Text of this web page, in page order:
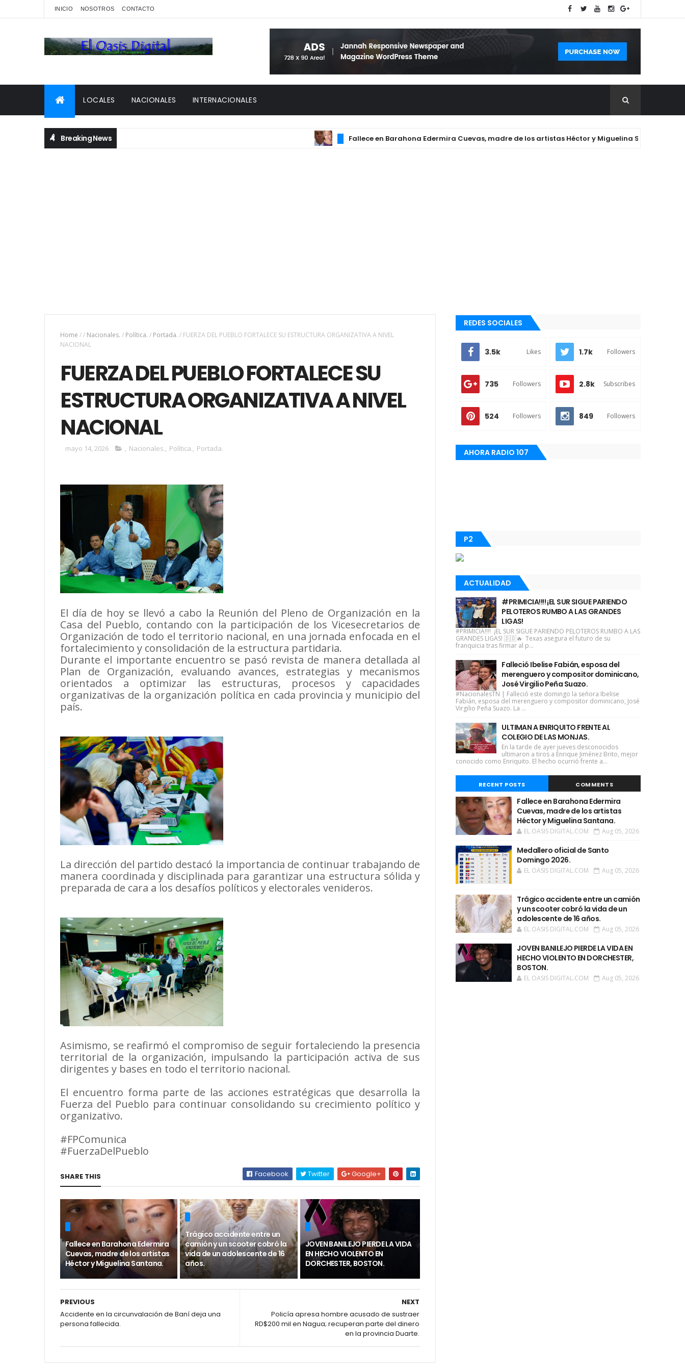
INICIO NOSOTROS CONTACTO
LOCALES NACIONALES INTERNACIONALES
Breaking News Fallece en Barahona Edermira Cuevas, madre de los artistas Héctor y Miguelina Santana.
Home // Nacionales. / Política. / Portada. / FUERZA DEL PUEBLO FORTALECE SU ESTRUCTURA ORGANIZATIVA A NIVEL
NACIONAL
FUERZA DEL PUEBLO FORTALECE SU
ESTRUCTURA ORGANIZATIVA A NIVEL
NACIONAL
mayo 14, 2026 , Nacionales., Política., Portada.
El día de hoy se llevó a cabo la Reunión del Pleno de Organización en la
Casa del Pueblo, contando con la participación de los Vicesecretarios de
Organización de todo el territorio nacional, en una jornada enfocada en el
fortalecimiento y consolidación de la estructura partidaria.
Durante el importante encuentro se pasó revista de manera detallada al
Plan de Organización, evaluando avances, estrategias y mecanismos
orientados a optimizar las estructuras, procesos y capacidades
organizativas de la organización política en cada provincia y municipio del
país.
La dirección del partido destacó la importancia de continuar trabajando de
manera coordinada y disciplinada para garantizar una estructura sólida y
preparada de cara a los desafíos políticos y electorales venideros.
Asimismo, se reafirmó el compromiso de seguir fortaleciendo la presencia
territorial de la organización, impulsando la participación activa de sus
dirigentes y bases en todo el territorio nacional.
El encuentro forma parte de las acciones estratégicas que desarrolla la
Fuerza del Pueblo para continuar consolidando su crecimiento político y
organizativo.
#FPComunica
#FuerzaDelPueblo
SHARE THIS Facebook Twitter Google+
Fallece en Barahona Edermira
Cuevas, madre de los artistas
Héctor y Miguelina Santana.
Trágico accidente entre un
camión y un scooter cobró la
vida de un adolescente de 16
años.
JOVEN BANILEJO PIERDE LA VIDA
EN HECHO VIOLENTO EN
DORCHESTER, BOSTON.
NEXT
Policía apresa hombre acusado de sustraer
RD$200 mil en Nagua; recuperan parte del dinero
en la provincia Duarte.
PREVIOUS
Accidente en la circunvalación de Baní deja una
persona fallecida.
REDES SOCIALES
3.5k Likes 1.7k Followers
735 Followers 2.8k Subscribes
524 Followers 849 Followers
AHORA RADIO 107
P2
ACTUALIDAD
#PRIMICIA!!!! ¡EL SUR SIGUE PARIENDO
PELOTEROS RUMBO A LAS GRANDES
LIGAS!
#PRIMICIA!!!! ¡EL SUR SIGUE PARIENDO PELOTEROS RUMBO A LAS
GRANDES LIGAS! 🇩🇴🔥 Texas asegura el futuro de su
franquicia tras firmar al p...
Falleció Ibelise Fabián, esposa del
merenguero y compositor dominicano,
José Virgilio Peña Suazo.
#NacionalesTN | Falleció este domingo la señora Ibelise
Fabián, esposa del merenguero y compositor dominicano, José
Virgilio Peña Suazo. La ...
ULTIMAN A ENRIQUITO FRENTE AL
COLEGIO DE LAS MONJAS.
En la tarde de ayer jueves desconocidos
ultimaron a tiros a Enrique Jiménez Brito, mejor
conocido como Enriquito. El hecho ocurrió frente a...
RECENT POSTS COMMENTS
Fallece en Barahona Edermira
Cuevas, madre de los artistas
Héctor y Miguelina Santana.
EL OASIS DIGITAL.COM Aug 05, 2026
Medallero oficial de Santo
Domingo 2026.
EL OASIS DIGITAL.COM Aug 05, 2026
Trágico accidente entre un camión
y un scooter cobró la vida de un
adolescente de 16 años.
EL OASIS DIGITAL.COM Aug 05, 2026
JOVEN BANILEJO PIERDE LA VIDA EN
HECHO VIOLENTO EN DORCHESTER,
BOSTON.
EL OASIS DIGITAL.COM Aug 05, 2026